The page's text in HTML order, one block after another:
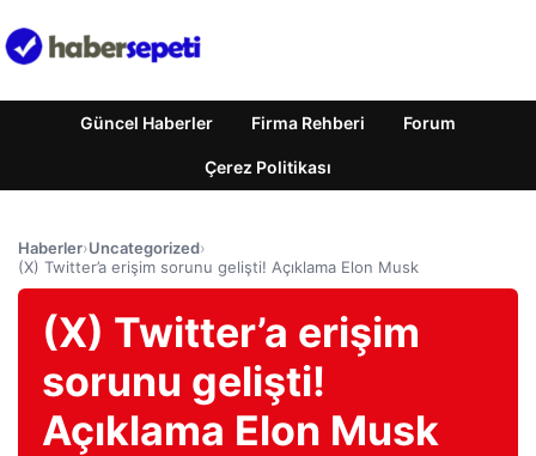
Güncel Haberler Firma Rehberi Forum
Çerez Politikası
Haberler›Uncategorized›
(X) Twitter’a erişim sorunu gelişti! Açıklama Elon Musk
(X) Twitter’a erişim
sorunu gelişti!
Açıklama Elon Musk